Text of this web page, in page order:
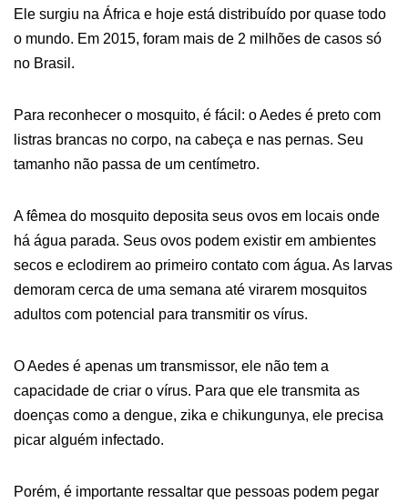
Ele surgiu na África e hoje está distribuído por quase todo
o mundo. Em 2015, foram mais de 2 milhões de casos só
no Brasil.
Para reconhecer o mosquito, é fácil: o Aedes é preto com
listras brancas no corpo, na cabeça e nas pernas. Seu
tamanho não passa de um centímetro.
A fêmea do mosquito deposita seus ovos em locais onde
há água parada. Seus ovos podem existir em ambientes
secos e eclodirem ao primeiro contato com água. As larvas
demoram cerca de uma semana até virarem mosquitos
adultos com potencial para transmitir os vírus.
O Aedes é apenas um transmissor, ele não tem a
capacidade de criar o vírus. Para que ele transmita as
doenças como a dengue, zika e chikungunya, ele precisa
picar alguém infectado.
Porém, é importante ressaltar que pessoas podem pegar